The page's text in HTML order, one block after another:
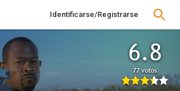
Identificarse/Registrarse
6.8
77 votos